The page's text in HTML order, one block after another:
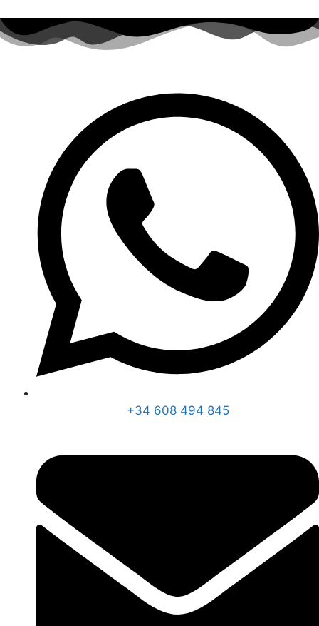
+34 608 494 845